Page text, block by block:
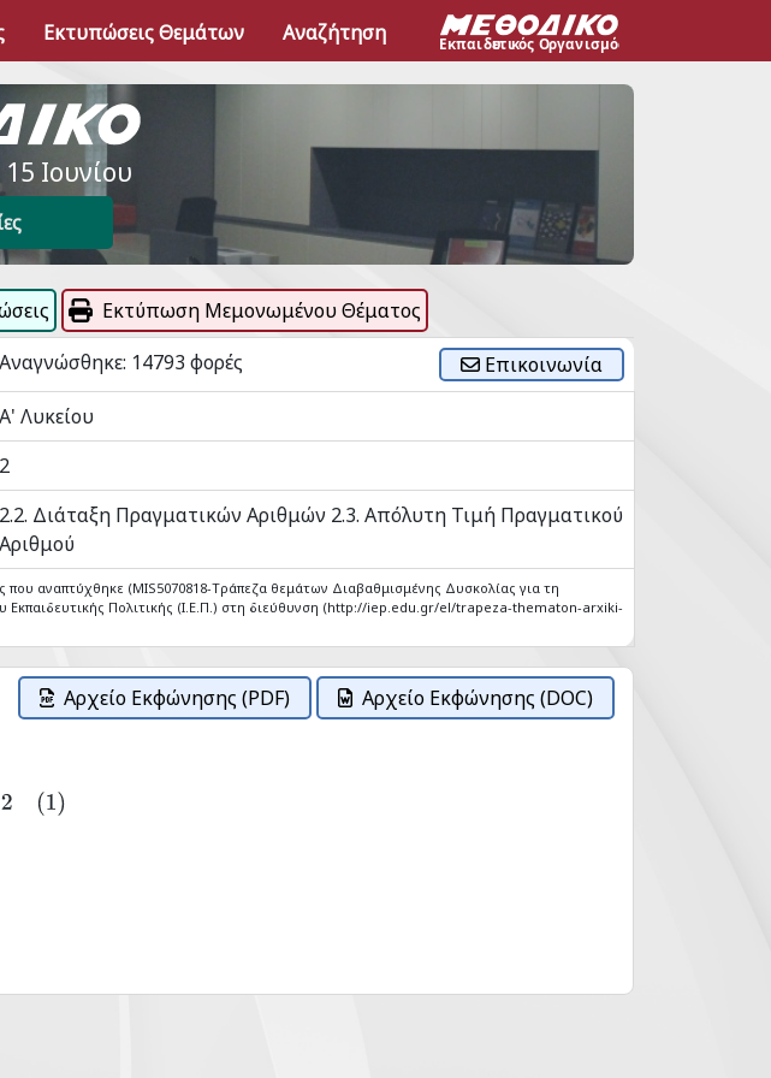
Εκτυπώσεις Θεμάτων Αναζήτηση
Ιουνίου
Εκτύπωση Μεμονωμένου Θέματος
Αναγνώσθηκε: 14793 φορές
Επικοινωνία
Α' Λυκείου
2
2.2. Διάταξη Πραγματικών Αριθμών 2.3. Απόλυτη Τιμή Πραγματικού
Αριθμού
αναπτύχθηκε (MIS5070818-Tράπεζα θεμάτων Διαβαθμισμένης Δυσκολίας για τη
Εκπαιδευτικής Πολιτικής (Ι.Ε.Π.) στη διεύθυνση (http://iep.edu.gr/el/trapeza-thematon-arxiki-
Αρχείο Εκφώνησης (PDF) Αρχείο Εκφώνησης (DOC)
2 1)